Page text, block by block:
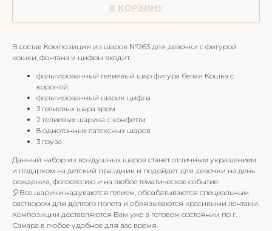
В КОРЗИНУ
В состав Композиция из шаров №263 для девочки с фигурой
кошки, фонтана и цифры входит:
фольгированный гелиевый шар фигура белая Кошка с
короной
фольгированный шарик цифра
3 гелиевых шара хром
2 гелиевых шарика с конфетти
8 однотонных латексных шаров
3 груза
Данный набор из воздушных шаров станет отличным украшением
и подарком на детский праздник и подойдет для девочки на день
рождения, фотосессию и на любое тематическое событие.
🎈Все шарики надуваются гелием, обрабатываются специальным
раствором для долгого полета и обвязываются красивыми лентами.
Композиции доставляются Вам уже в готовом состоянии по г.
Самара в любое удобное для вас время.